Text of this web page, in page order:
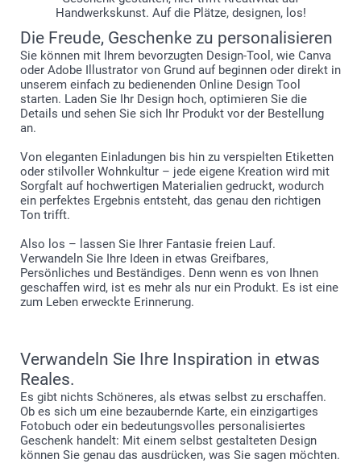
Handwerkskunst. Auf die Plätze, designen, los!
Die Freude, Geschenke zu personalisieren
Sie können mit Ihrem bevorzugten Design-Tool, wie Canva
oder Adobe Illustrator von Grund auf beginnen oder direkt in
unserem einfach zu bedienenden Online Design Tool
starten. Laden Sie Ihr Design hoch, optimieren Sie die
Details und sehen Sie sich Ihr Produkt vor der Bestellung
an.
Von eleganten Einladungen bis hin zu verspielten Etiketten
oder stilvoller Wohnkultur – jede eigene Kreation wird mit
Sorgfalt auf hochwertigen Materialien gedruckt, wodurch
ein perfektes Ergebnis entsteht, das genau den richtigen
Ton trifft.
Also los – lassen Sie Ihrer Fantasie freien Lauf.
Verwandeln Sie Ihre Ideen in etwas Greifbares,
Persönliches und Beständiges. Denn wenn es von Ihnen
geschaffen wird, ist es mehr als nur ein Produkt. Es ist eine
zum Leben erweckte Erinnerung.
Verwandeln Sie Ihre Inspiration in etwas
Reales.
Es gibt nichts Schöneres, als etwas selbst zu erschaffen.
Ob es sich um eine bezaubernde Karte, ein einzigartiges
Fotobuch oder ein bedeutungsvolles personalisiertes
Geschenk handelt: Mit einem selbst gestalteten Design
können Sie genau das ausdrücken, was Sie sagen möchten.